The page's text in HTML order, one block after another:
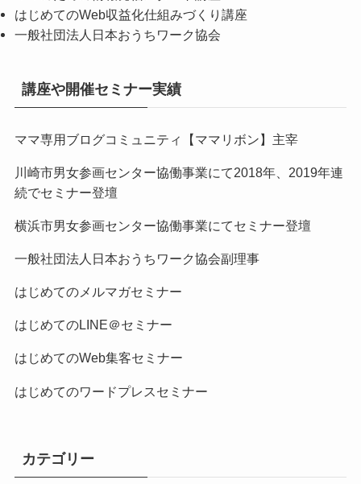
はじめてのWeb収益化仕組みづくり講座
一般社団法人日本おうちワーク協会
講座や開催セミナー実績
ママ専用ブログコミュニティ【ママリボン】主宰
川崎市男女参画センター協働事業にて2018年、2019年連
続でセミナー登壇
横浜市男女参画センター協働事業にてセミナー登壇
一般社団法人日本おうちワーク協会副理事
はじめてのメルマガセミナー
はじめてのLINE＠セミナー
はじめてのWeb集客セミナー
はじめてのワードプレスセミナー
カテゴリー